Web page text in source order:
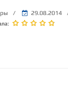
/ 29.08.2014